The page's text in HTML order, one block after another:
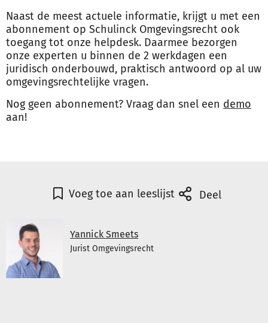
Naast de meest actuele informatie, krijgt u met een
abonnement op Schulinck Omgevingsrecht ook
toegang tot onze helpdesk. Daarmee bezorgen
onze experten u binnen de 2 werkdagen een
juridisch onderbouwd, praktisch antwoord op al uw
omgevingsrechtelijke vragen.
Nog geen abonnement? Vraag dan snel een demo
aan!
Voeg toe aan leeslijst Deel
Yannick Smeets
Jurist Omgevingsrecht